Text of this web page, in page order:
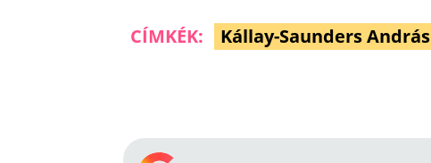
CÍMKÉK: Kállay-Saunders András